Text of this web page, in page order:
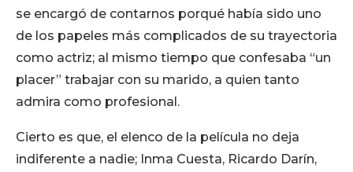
se encargó de contarnos porqué había sido uno
de los papeles más complicados de su trayectoria
como actriz; al mismo tiempo que confesaba “un
placer” trabajar con su marido, a quien tanto
admira como profesional.
Cierto es que, el elenco de la película no deja
indiferente a nadie; Inma Cuesta, Ricardo Darín,